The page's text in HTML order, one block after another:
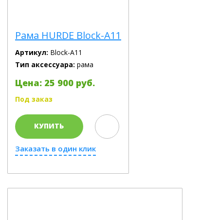
Рама HURDE Block-A11
Артикул: Block-A11
Тип аксессуара: рама
Цена: 25 900 руб.
Под заказ
КУПИТЬ
Заказать в один клик